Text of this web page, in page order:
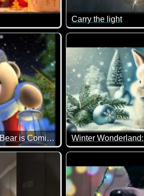
Kätzchen, die dir ein schönes
Carry the light
Auch wenn du
laut. Nicht richtig. Aber dann
Forever Friends: Santa Bear is Coming
Bärchen. Das Bärchen ist
Wenn das kein